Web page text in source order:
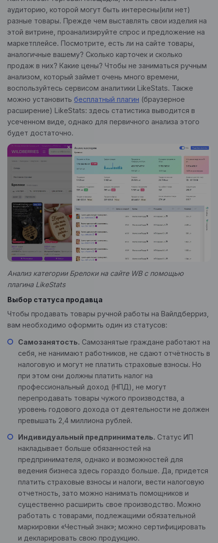
аудиторию, которой могут быть интересны(или нет)
разные товары. Прежде чем выставлять свои изделия на
этой витрине, проанализируйте спрос и предложение на
маркетплейсе. Посмотрите, есть ли на сайте товары,
аналогичные вашему? Сколько карточек и сколько
продаж в них? Какие цены? Чтобы не заниматься ручным
анализом, который займет очень много времени,
воспользуйтесь сервисом аналитики LikeStats. Также
можно установить бесплатный плагин (браузерное
расширение) LikeStats: здесь статистика выводится в
усеченном виде, однако для первичного анализа этого
будет достаточно.
Анализ категории Брелоки на сайте WB с помощью
плагина LikeStats
Выбор статуса продавца
Чтобы продавать товары ручной работы на Вайлдберриз,
вам необходимо оформить один из статусов:
Самозанятость. Самозанятые граждане работают на
себя, не нанимают работников, не сдают отчётность в
налоговую и могут не платить страховые взносы. Но
при этом они должны платить налог на
профессиональный доход (НПД), не могут
перепродавать товары чужого производства, а
уровень годового дохода от деятельности не должен
превышать 2,4 миллиона рублей.
Индивидуальный предприниматель. Статус ИП
накладывает больше обязанностей на
предпринимателя, однако и возможностей для
ведения бизнеса здесь гораздо больше. Да, придется
платить страховые взносы и налоги, вести налоговую
отчетность, зато можно нанимать помощников и
существенно расширить свое производство. Можно
работать с товарами, подлежащими обязательной
маркировки «Честный знак»; можно сертифицировать
и декларировать свою продукцию.